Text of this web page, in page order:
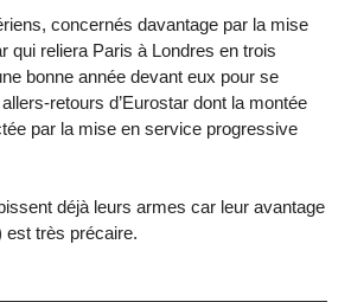
concernés davantage par la mise
qui reliera Paris à Londres en trois
bonne année devant eux pour se
retours d’Eurostar dont la montée
par la mise en service progressive
déjà leurs armes car leur avantage
est très précaire.